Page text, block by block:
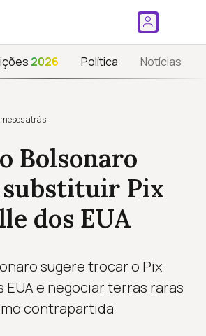
2026 Política Notícias
atrás
Bolsonaro
Pix
dos EUA
sugere trocar o Pix
EUA e negociar terras raras
contrapartida